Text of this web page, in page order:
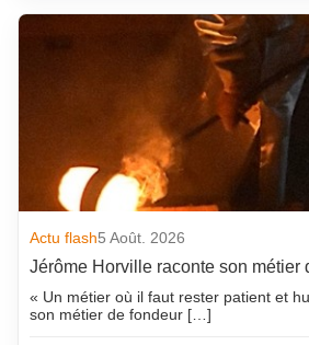
Actu flash5 Août. 2026
Jérôme Horville raconte son métier
« Un métier où il faut rester patient et
son métier de fondeur […]